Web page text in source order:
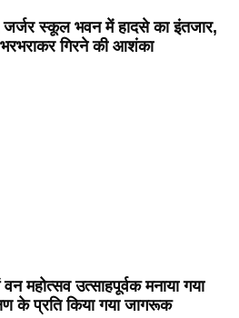
स्कूल भवन में हादसे का इंतजार,
गिरने की आशंका
वन महोत्सव उत्साहपूर्वक मनाया गया
के प्रति किया गया जागरूक